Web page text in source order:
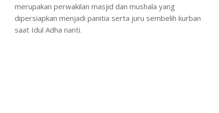
merupakan perwakilan masjid dan mushala yang
dipersiapkan menjadi panitia serta juru sembelih kurban
saat Idul Adha nanti.